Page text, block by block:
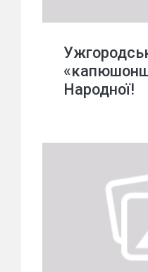
Народної!